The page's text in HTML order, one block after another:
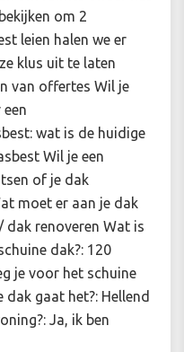
om 2
leien halen we er
klus uit te laten
van offertes Wil je
wat is de huidige
Wil je een
of je dak
moet er aan je dak
dak renoveren Wat is
dak?: 120
je voor het schuine
gaat het?: Hellend
Ja, ik ben